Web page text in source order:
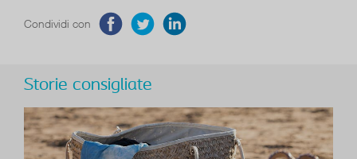
Condividi con
Storie consigliate